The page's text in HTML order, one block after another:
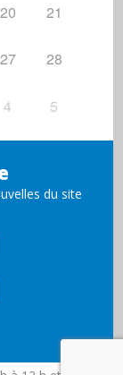
20 21
27 28
4 5
du site